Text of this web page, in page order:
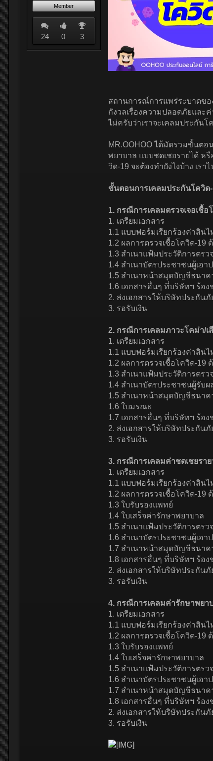
Member
24 0 3
สถานการณ์การแพร่ระบาดขอ
กังวลเรื่องความปลอดภัยและ
ไม่ครับว่าเราจะเคลมประกันโ
MR.OOHOO ได้มัดรวมขั้นต
พยาบาล แบบชดเชยรายได้ ห
วิด-19 จะต้องทำยังไงบ้าง เรา
ขั้นตอนการเคลมประกันโควิด
1. กรณีการเคลมตรวจเจอเชื้อ
1. เตรียมเอกสาร
1.1 แบบฟอร์มเรียกร้องค่าสิน
1.2 ผลการตรวจเชื้อโควิด-19
1.3 สำเนาแฟ้มประวัติการตรว
1.4 สำเนาบัตรประชาชนผู้เอา
1.5 สำเนาหน้าสมุดบัญชีธนาค
1.6 เอกสารอื่นๆ ที่บริษัทฯ ร้อ
2. ส่งเอกสารให้บริษัทประกันภั
3. รอรับเงิน
2. กรณีการเคลมภาวะโคม่า/เ
1. เตรียมเอกสาร
1.1 แบบฟอร์มเรียกร้องค่าสิน
1.2 ผลการตรวจเชื้อโควิด-19
1.3 สำเนาแฟ้มประวัติการตรว
1.4 สำเนาบัตรประชาชนผู้รับ
1.5 สำเนาหน้าสมุดบัญชีธนาค
1.6 ใบมรณะ
1.7 เอกสารอื่นๆ ที่บริษัทฯ ร้อ
2. ส่งเอกสารให้บริษัทประกันภั
3. รอรับเงิน
3. กรณีการเคลมค่าชดเชยรา
1. เตรียมเอกสาร
1.1 แบบฟอร์มเรียกร้องค่าสิน
1.2 ผลการตรวจเชื้อโควิด-19
1.3 ใบรับรองแพทย์
1.4 ใบเสร็จค่ารักษาพยาบาล
1.5 สำเนาแฟ้มประวัติการตรว
1.6 สำเนาบัตรประชาชนผู้เอา
1.7 สำเนาหน้าสมุดบัญชีธนาค
1.8 เอกสารอื่นๆ ที่บริษัทฯ ร้อ
2. ส่งเอกสารให้บริษัทประกันภั
3. รอรับเงิน
4. กรณีการเคลมค่ารักษาพยา
1. เตรียมเอกสาร
1.1 แบบฟอร์มเรียกร้องค่าสิน
1.2 ผลการตรวจเชื้อโควิด-19
1.3 ใบรับรองแพทย์
1.4 ใบเสร็จค่ารักษาพยาบาล
1.5 สำเนาแฟ้มประวัติการตรว
1.6 สำเนาบัตรประชาชนผู้เอา
1.7 สำเนาหน้าสมุดบัญชีธนาค
1.8 เอกสารอื่นๆ ที่บริษัทฯ ร้อ
2. ส่งเอกสารให้บริษัทประกันภั
3. รอรับเงิน